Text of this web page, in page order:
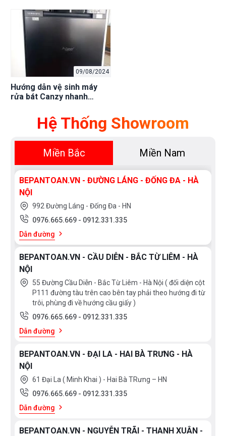
09/08/2024
Hướng dẫn vệ sinh máy
rửa bát Canzy nhanh
Hệ Thống Showroom
Miền Bắc Miền Nam
BEPANTOAN.VN - ĐƯỜNG LÁNG - ĐỐNG ĐA - HÀ
NỘI
992 Đường Láng - Đống Đa - HN
0976.665.669 - 0912.331.335
Dẫn đường
BEPANTOAN.VN - CẦU DIỄN - BẮC TỪ LIÊM - HÀ
NỘI
55 Đường Cầu Diễn - Bắc Từ Liêm - Hà Nội ( đối diện cột
P111 đường tàu trên cao bên tay phải theo hướng đi từ
trôi, phùng đi về hướng cầu giấy )
0976.665.669 - 0912.331.335
Dẫn đường
BEPANTOAN.VN - ĐẠI LA - HAI BÀ TRƯNG - HÀ
NỘI
61 Đại La ( Minh Khai ) - Hai Bà TRưng – HN
0976.665.669 - 0912.331.335
Dẫn đường
BEPANTOAN.VN - NGUYỄN TRÃI - THANH XUÂN -